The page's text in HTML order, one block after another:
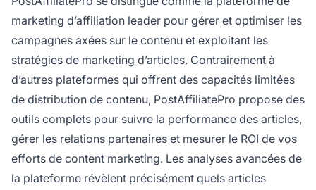
marketing d’affiliation leader pour gérer et optimiser les
campagnes axées sur le contenu et exploitant les
stratégies de marketing d’articles. Contrairement à
d’autres plateformes qui offrent des capacités limitées
de distribution de contenu, PostAffiliatePro propose des
outils complets pour suivre la performance des articles,
gérer les relations partenaires et mesurer le ROI de vos
efforts de content marketing. Les analyses avancées de
la plateforme révèlent précisément quels articles